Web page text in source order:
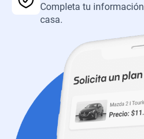
Completa tu
casa.